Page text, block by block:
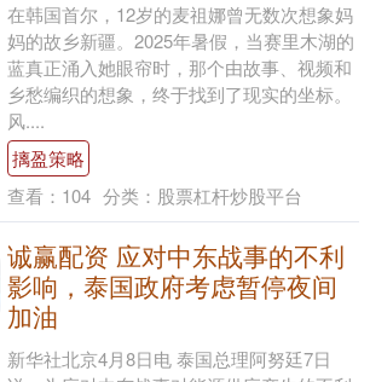
在韩国首尔，12岁的麦祖娜曾无数次想象妈
妈的故乡新疆。2025年暑假，当赛里木湖的
蓝真正涌入她眼帘时，那个由故事、视频和
乡愁编织的想象，终于找到了现实的坐标。
风....
摛盈策略
查看： 104 分类： 股票杠杆炒股平台
诚赢配资 应对中东战事的不利
影响，泰国政府考虑暂停夜间
加油
新华社北京4月8日电 泰国总理阿努廷7日